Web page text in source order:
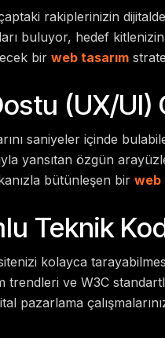
rakiplerinizin
buluyor, hedef
bir web tasarım
(UX/UI)
saniyeler içinde
yansıtan özgün
bütünleşen bir web
Teknik
kolayca
trendleri ve W3C
pazarlama